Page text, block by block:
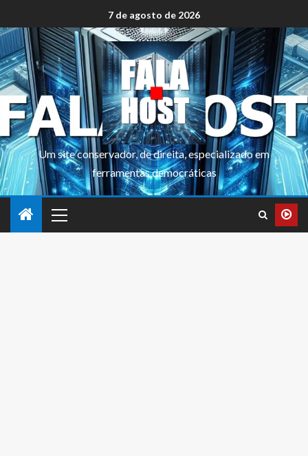
7 de agosto de 2026
Um site conservador, de direita, especializado em
ferramentas democráticas